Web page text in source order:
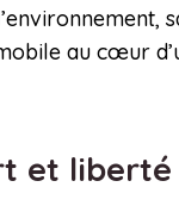
au cœur
et liberté